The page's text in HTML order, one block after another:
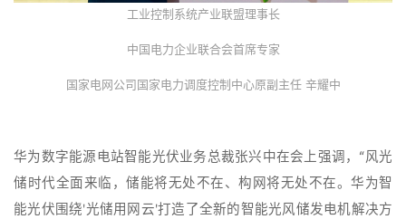
工业控制系统产业联盟理事长
中国电力企业联合会首席专家
国家电网公司国家电力调度控制中心原副主任 辛耀中
华为数字能源电站智能光伏业务总裁张兴中在会上强调，“风光
储时代全面来临，储能将无处不在、构网将无处不在。华为智
能光伏围绕'光储用网云'打造了全新的智能光风储发电机解决方